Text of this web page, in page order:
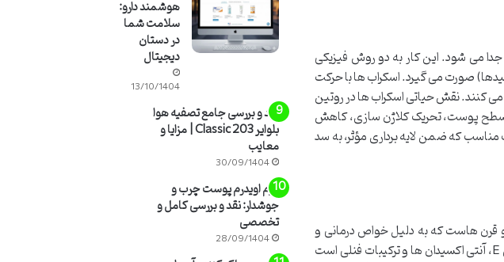
می شود. این کار به دو روش فیزیکی
صورت می گیرد. اسکراب ها با حرکت
کنند. نقش حیاتی اسکراب ها در روتین
سطح پوست، تحریک کلاژن سازی، کاهش
که ضمن لایه برداری مؤثر، به سد
قرن هاست که به دلیل خواص درمانی و
زیبایی بخش خود مورد استفاده قرار می گیرد. این روغن سرشار از اسیدهای چرب ضروری، ویتامین E، آنتی اکسیدان ها و ترکیبات فنلی است
هوشمند دارو:
سلامت شما
در دستان
دیجیتال
13/10/1404
نقد و بررسی جامع تصفیه هوا
بلوایر 203 Classic | مزایا و
معایب
30/09/1404
کرم اویدرم پوست چرب و
جوشدار: نقد و بررسی کامل و
تخصصی
28/09/1404